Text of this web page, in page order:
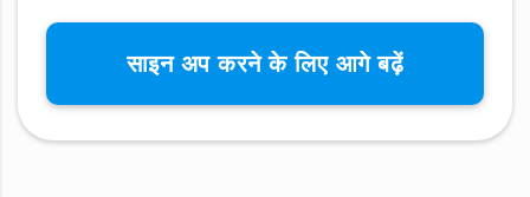
साइन अप करने के लिए आगे बढ़ें